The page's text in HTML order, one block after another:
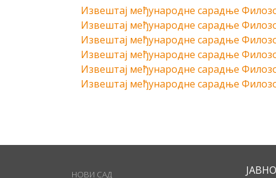
Извештај међународне сарадње
Извештај међународне сарадње
Извештај међународне сарадње
Извештај међународне сарадње
Извештај међународне сарадње
Извештај међународне сарадње
НОВИ САД